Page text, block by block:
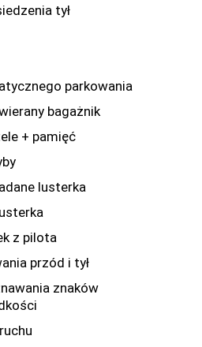
tył
parkowania
bagażnik
+ pamięć
lusterka
z pilota
przód i tył
znaków